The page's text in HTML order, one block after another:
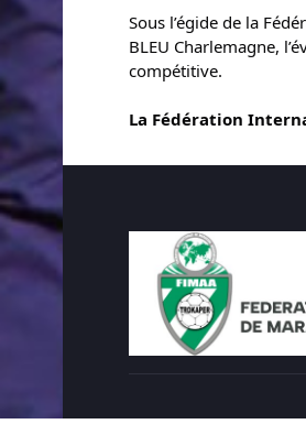
Sous l’égide de la
BLEU Charlemagne,
compétitive.
La Fédération